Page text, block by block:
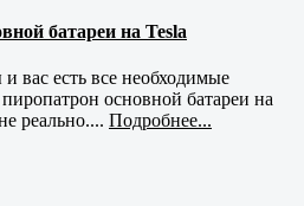
батареи на Tesla
вас есть все необходимые
основной батареи на
реально.... Подробнее...